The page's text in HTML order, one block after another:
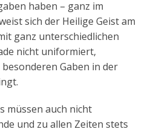
haben – ganz im
sich der Heilige Geist am
ganz unterschiedlichen
nicht uniformiert,
Gaben in der
müssen auch nicht
und zu allen Zeiten stets